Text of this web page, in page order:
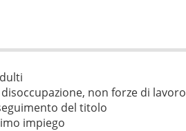
non forze di lavoro
del titolo
impiego